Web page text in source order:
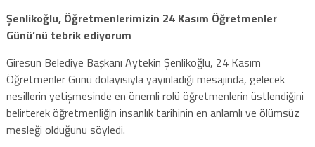
Şenlikoğlu, Öğretmenlerimizin 24 Kasım Öğretmenler
Günü’nü tebrik ediyorum
Giresun Belediye Başkanı Aytekin Şenlikoğlu, 24 Kasım
Öğretmenler Günü dolayısıyla yayınladığı mesajında, gelecek
nesillerin yetişmesinde en önemli rolü öğretmenlerin üstlendiğini
belirterek öğretmenliğin insanlık tarihinin en anlamlı ve ölümsüz
mesleği olduğunu söyledi.